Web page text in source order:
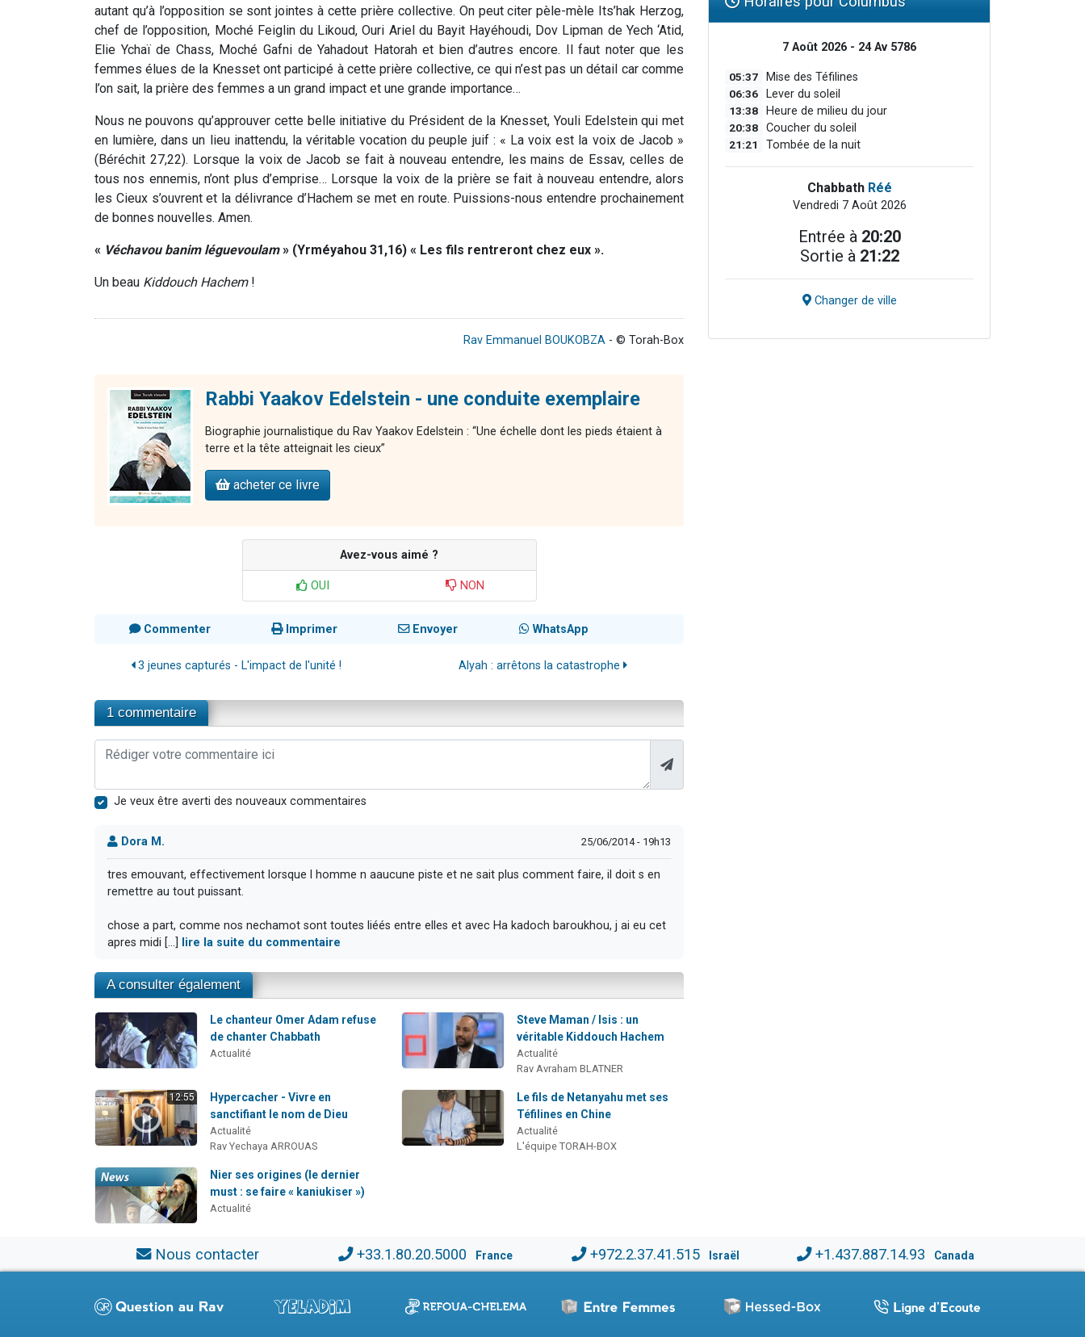
autant qu’à l’opposition se sont jointes à cette prière collective. On peut citer pèle-mèle Its’hak Herzog,
chef de l’opposition, Moché Feiglin du Likoud, Ouri Ariel du Bayit Hayéhoudi, Dov Lipman de Yech ‘Atid,
Elie Ychaï de Chass, Moché Gafni de Yahadout Hatorah et bien d’autres encore. Il faut noter que les
femmes élues de la Knesset ont participé à cette prière collective, ce qui n’est pas un détail car comme
l’on sait, la prière des femmes a un grand impact et une grande importance…
Nous ne pouvons qu’approuver cette belle initiative du Président de la Knesset, Youli Edelstein qui met
en lumière, dans un lieu inattendu, la véritable vocation du peuple juif : « La voix est la voix de Jacob »
(Béréchit 27,22). Lorsque la voix de Jacob se fait à nouveau entendre, les mains de Essav, celles de
tous nos ennemis, n’ont plus d’emprise… Lorsque la voix de la prière se fait à nouveau entendre, alors
les Cieux s’ouvrent et la délivrance d’Hachem se met en route. Puissions-nous entendre prochainement
de bonnes nouvelles. Amen.
« Véchavou banim léguevoulam» (Yrméyahou 31,16) « Les fils rentreront chez eux ».
Un beau Kiddouch Hachem!
Rav Emmanuel BOUKOBZA - © Torah-Box
Rabbi Yaakov Edelstein - une conduite exemplaire
Biographie journalistique du Rav Yaakov Edelstein : “Une échelle dont les pieds étaient à
terre et la tête atteignait les cieux”
acheter ce livre
Avez-vous aimé ?
OUI NON
Commenter Imprimer Envoyer WhatsApp
3 jeunes capturés - L'impact de l'unité ! Alyah : arrêtons la catastrophe
1 commentaire
Je veux être averti des nouveaux commentaires
Dora M. 25/06/2014 - 19h13
tres emouvant, effectivement lorsque l homme n aaucune piste et ne sait plus comment faire, il doit s en
remettre au tout puissant.
chose a part, comme nos nechamot sont toutes liéés entre elles et avec Ha kadoch baroukhou, j ai eu cet
apres midi [...]
lire la suite du commentaire
A consulter également
Le chanteur Omer Adam refuse
de chanter Chabbath
Actualité
Steve Maman / Isis : un
véritable Kiddouch Hachem
Actualité
Rav Avraham BLATNER
12:55
Hypercacher - Vivre en
sanctifiant le nom de Dieu
Actualité
Rav Yechaya ARROUAS
Le fils de Netanyahu met ses
Téfilines en Chine
Actualité
L'équipe TORAH-BOX
Nier ses origines (le dernier
must : se faire « kaniukiser »)
Actualité
7 Août 2026 - 24 Av 5786
05:37 Mise des Téfilines
06:36 Lever du soleil
13:38 Heure de milieu du jour
20:38 Coucher du soleil
21:21 Tombée de la nuit
Chabbath Réé
Vendredi 7 Août 2026
Entrée à 20:20
Sortie à 21:22
Changer de ville
Nous contacter +33.1.80.20.5000 France +972.2.37.41.515 Israël +1.437.887.14.93 Canada